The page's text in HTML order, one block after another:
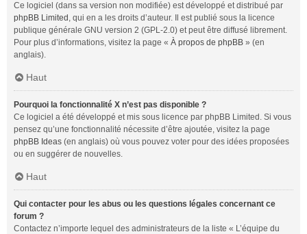
Ce logiciel (dans sa version non modifiée) est développé et distribué par
phpBB Limited , qui en a les droits d’auteur. Il est publié sous la licence
publique générale GNU version 2 (GPL-2.0) et peut être diffusé librement.
Pour plus d’informations, visitez la page « À propos de phpBB » (en
anglais).
Haut
Pourquoi la fonctionnalité X n’est pas disponible ?
Ce logiciel a été développé et mis sous licence par phpBB Limited. Si vous
pensez qu’une fonctionnalité nécessite d’être ajoutée, visitez la page
phpBB Ideas (en anglais) où vous pouvez voter pour des idées proposées
ou en suggérer de nouvelles.
Haut
Qui contacter pour les abus ou les questions légales concernant ce
forum ?
Contactez n’importe lequel des administrateurs de la liste « L’équipe du